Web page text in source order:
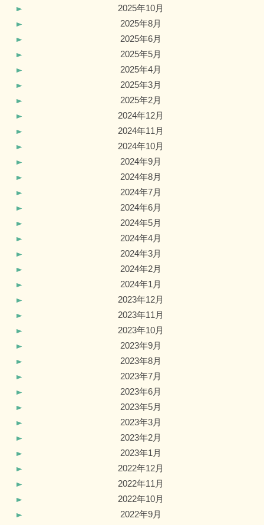
2025年10月
2025年8月
2025年6月
2025年5月
2025年4月
2025年3月
2025年2月
2024年12月
2024年11月
2024年10月
2024年9月
2024年8月
2024年7月
2024年6月
2024年5月
2024年4月
2024年3月
2024年2月
2024年1月
2023年12月
2023年11月
2023年10月
2023年9月
2023年8月
2023年7月
2023年6月
2023年5月
2023年3月
2023年2月
2023年1月
2022年12月
2022年11月
2022年10月
2022年9月